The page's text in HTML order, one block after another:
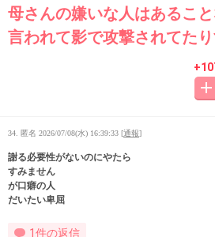
母さんの嫌いな人はあるこ
言われて影で攻撃されてた
34. 匿名 2026/07/08(水) 16:39:33 [通報]
謝る必要性がないのにやたら
すみません
が口癖の人
だいたい卑屈
1件の返信